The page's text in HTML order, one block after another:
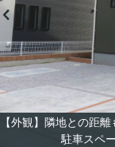
【外観】隣地との距
駐車スペ